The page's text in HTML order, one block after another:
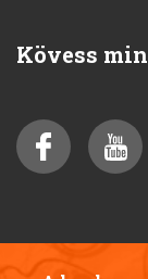
Kövess